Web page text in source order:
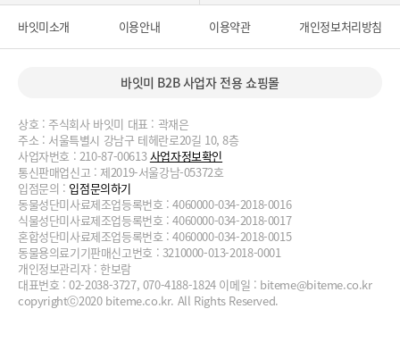
바잇미소개 이용안내 이용약관 개인정보처리방침
바잇미 B2B 사업자 전용 쇼핑몰
상호 : 주식회사 바잇미 대표 : 곽재은
주소 : 서울특별시 강남구 테헤란로20길 10, 8층
사업자번호 : 210-87-00613사업자정보확인
통신판매업신고 : 제2019-서울강남-05372호
입점문의 : 입점문의하기
동물성단미사료제조업등록번호 : 4060000-034-2018-0016
식물성단미사료제조업등록번호 : 4060000-034-2018-0017
혼합성단미사료제조업등록번호 : 4060000-034-2018-0015
동물용의료기기판매신고번호 : 3210000-013-2018-0001
개인정보관리자 : 한보람
대표번호 : 02-2038-3727, 070-4188-1824 이메일 : biteme@biteme.co.kr
copyrightⓒ2020 biteme.co.kr. All Rights Reserved.